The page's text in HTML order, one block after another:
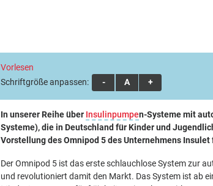
Vorlesen
Schriftgröße anpassen:
A A A
In unserer Reihe über Insulinpumpen-Systeme mit
Systeme), die in Deutschland für Kinder und
Vorstellung des Omnipod 5 des Unternehmens Insulet
Der Omnipod 5 ist das erste schlauchlose System zur
und revolutioniert damit den Markt. Das System ist ab